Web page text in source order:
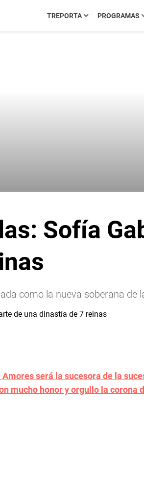
TREPORTA PROGRAMAS
Sofía
como la nueva soberana de
será la sucesora de la
mucho honor y orgullo la corona